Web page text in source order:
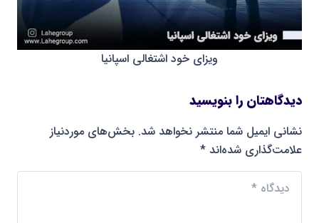
ویزای خود اشتغالی اسپانیا
دیدگاهتان را بنویسید
نشانی ایمیل شما منتشر نخواهد شد. بخش‌های موردنیاز
علامت‌گذاری شده‌اند *